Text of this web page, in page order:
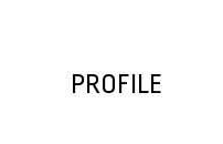
PROFILE